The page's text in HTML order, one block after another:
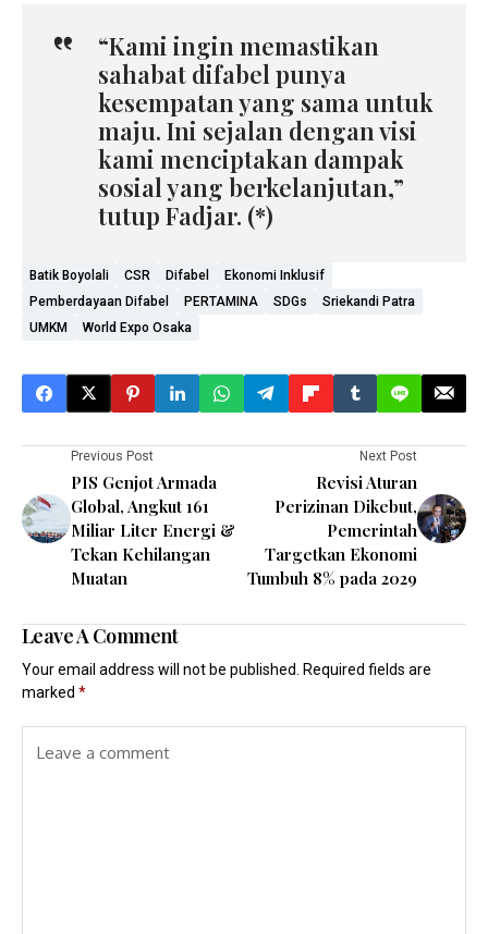
“Kami ingin memastikan
sahabat difabel punya
kesempatan yang sama untuk
maju. Ini sejalan dengan visi
kami menciptakan dampak
sosial yang berkelanjutan,”
tutup Fadjar. (*)
Batik Boyolali CSR Difabel
Ekonomi Inklusif
Pemberdayaan Difabel
PERTAMINA SDGs
Sriekandi Patra
UMKM
World Expo Osaka
Previous Post
PIS Genjot Armada
Global, Angkut 161
Miliar Liter Energi &
Tekan Kehilangan
Muatan
Next Post
Revisi Aturan
Perizinan Dikebut,
Pemerintah
Targetkan Ekonomi
Tumbuh 8% pada 2029
Leave A Comment
Your email address will not be published. Required fields are
marked *